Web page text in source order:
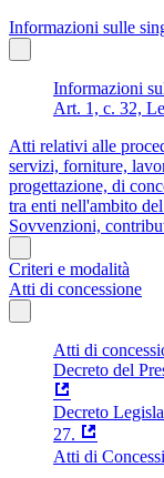
Informazioni sulle
Informazioni
Art. 1, c. 32,
Atti relativi alle
servizi, forniture,
progettazione, di
tra enti nell'ambito
Sovvenzioni,
Criteri e modalità
Atti di concessione
Atti di
Decreto del
Decreto
27.
Atti di